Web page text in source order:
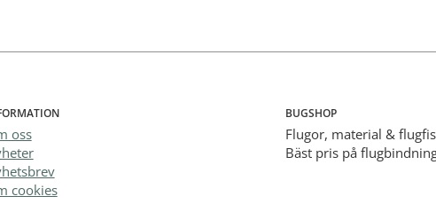
oss
cookies
BUGSHOP
Flugor, material &
Bäst pris på